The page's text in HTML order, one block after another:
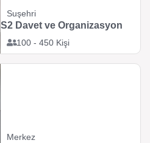
Suşehri
100 - 450 Kişi
S2 Davet ve Organizasyon
Merkez